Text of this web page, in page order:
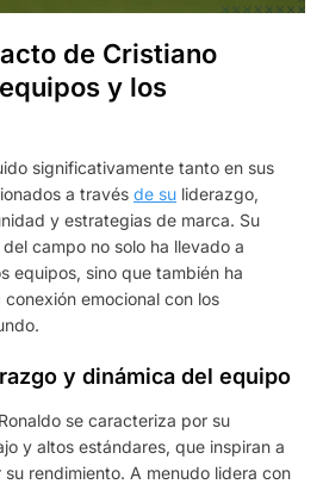
de Cristiano
y los
significativamente tanto en sus
a través de su liderazgo,
y estrategias de marca. Su
campo no solo ha llevado a
equipos, sino que también ha
emocional con los
y dinámica del equipo
se caracteriza por su
y altos estándares, que inspiran a
rendimiento. A menudo lidera con